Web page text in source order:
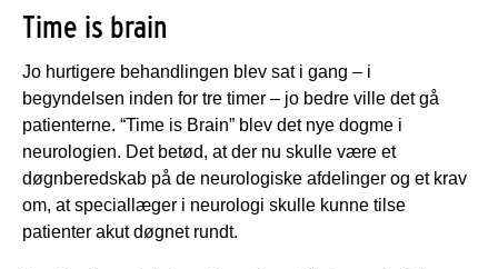
Time is brain
Jo hurtigere behandlingen blev sat i gang – i
begyndelsen inden for tre timer – jo bedre ville det gå
patienterne. “Time is Brain” blev det nye dogme i
neurologien. Det betød, at der nu skulle være et
døgnberedskab på de neurologiske afdelinger og et krav
om, at speciallæger i neurologi skulle kunne tilse
patienter akut døgnet rundt.